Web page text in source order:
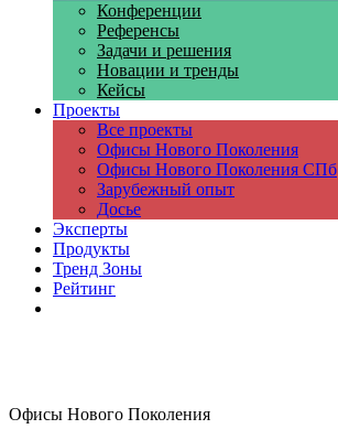
Конференции
Референсы
Задачи и решения
Новации и тренды
Кейсы
Проекты
Все проекты
Офисы Нового Поколения
Офисы Нового Поколения СПб
Зарубежный опыт
Досье
Эксперты
Продукты
Тренд Зоны
Рейтинг
Офисы Нового Поколения